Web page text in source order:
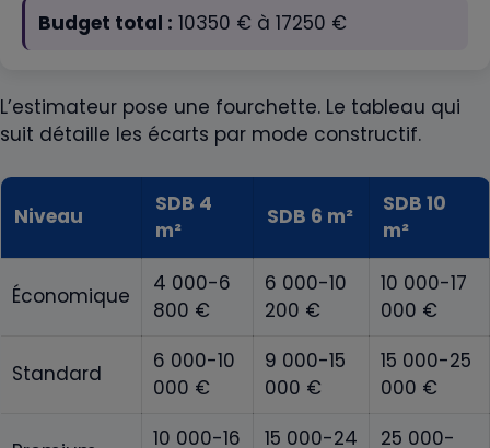
Budget total : 10350 € à 17250 €
L’estimateur pose une fourchette. Le tableau qui
suit détaille les écarts par mode constructif.
Niveau
SDB 4
m²
SDB 6 m²
SDB 10
m²
Économique
4 000-6
800 €
6 000-10
200 €
10 000-17
000 €
Standard
6 000-10
000 €
9 000-15
000 €
15 000-25
000 €
10 000-16 15 000-24 25 000-